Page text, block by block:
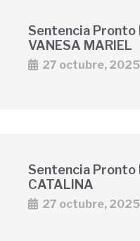
Sentencia Pronto
VANESA MARIEL
27 octubre, 2025
Sentencia Pronto
CATALINA
27 octubre, 2025